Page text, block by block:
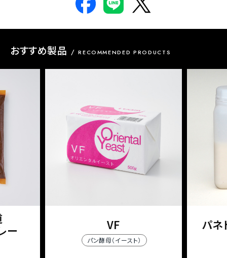
おすすめ製品 RECOMMENDED PRODUCTS
ー
VF
パン酵母（イースト）
パネ